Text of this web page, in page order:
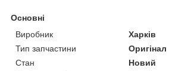
Основні
Виробник
Харків
Тип запчастини
Оригінал
Стан
Новий